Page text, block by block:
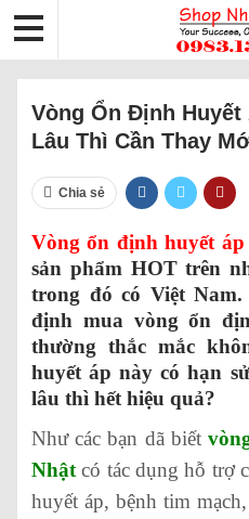
Vòng Ổn Định Huyết
Lâu Thì Cần Thay
Chia sẻ
Vòng ổn định huyết
sản phẩm HOT trên
trong đó có Việt
định mua vòng ổn
thường thắc mắc
huyết áp này có hạn
lâu thì hết hiệu quả?
Như các bạn dã biết
Nhật có tác dụng hỗ trợ
huyết áp, bệnh tim